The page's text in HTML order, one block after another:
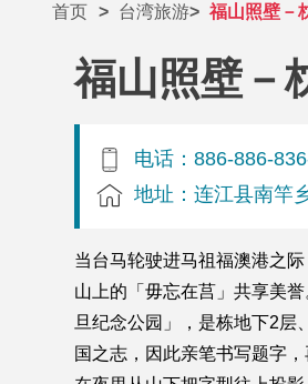
首页
台湾旅游 福山照壁－
福山照壁－
电话：886-886-
地址：连江县南竿
当台马轮驶进马祖福澳港之
山上的「毋忘在莒」共享美
旦纪念公园」，是栋地下2层
国之志，因此亲笔书写题字